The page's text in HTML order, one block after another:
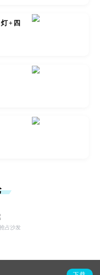
+四
占沙发